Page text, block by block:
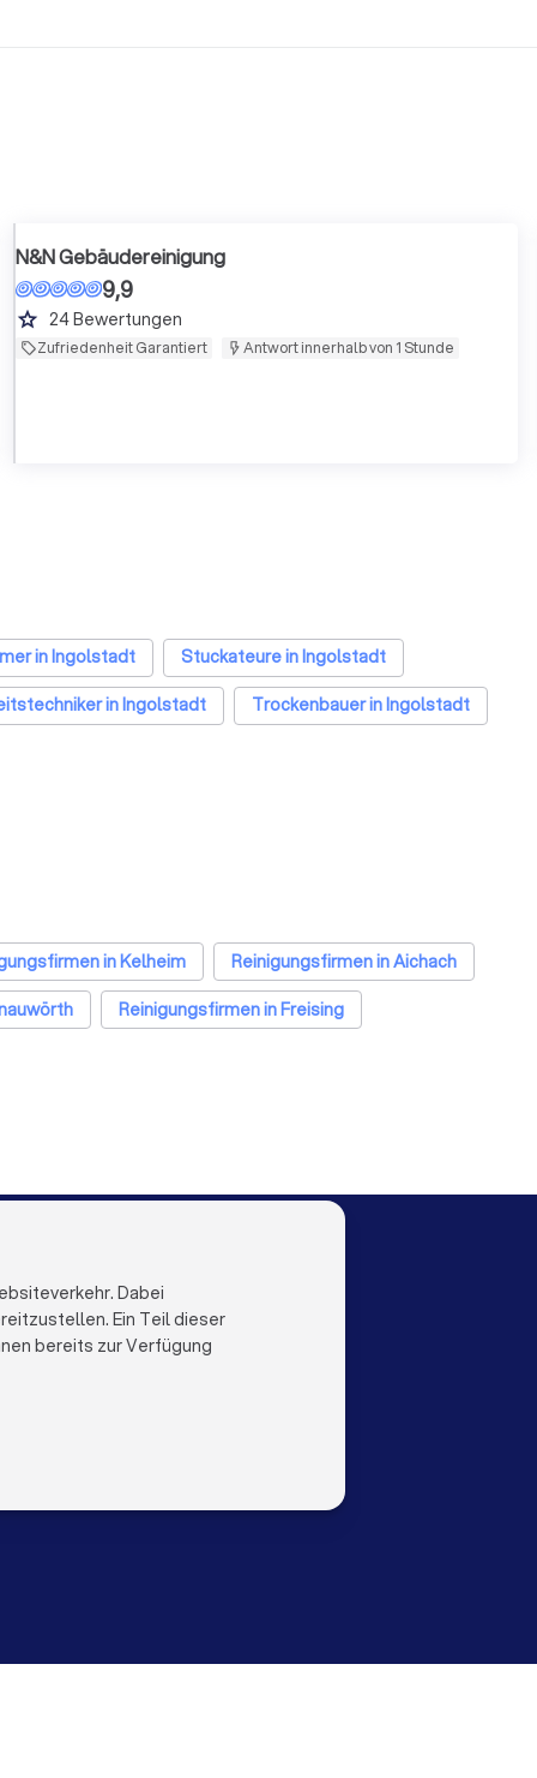
N&N Gebäudereinigung
9,9
grade 24Bewertungen
Zufriedenheit Garantiert Antwort innerhalb von 1 Stunde
in Ingolstadt
Stuckateure in Ingolstadt
in Ingolstadt
Trockenbauer in Ingolstadt
in Kelheim
Reinigungsfirmen in Aichach
Reinigungsfirmen in Freising
in Bielefeld
Reinigungsfirmen in Bonn
Dabei
Ein Teil dieser
bereits zur Verfügung